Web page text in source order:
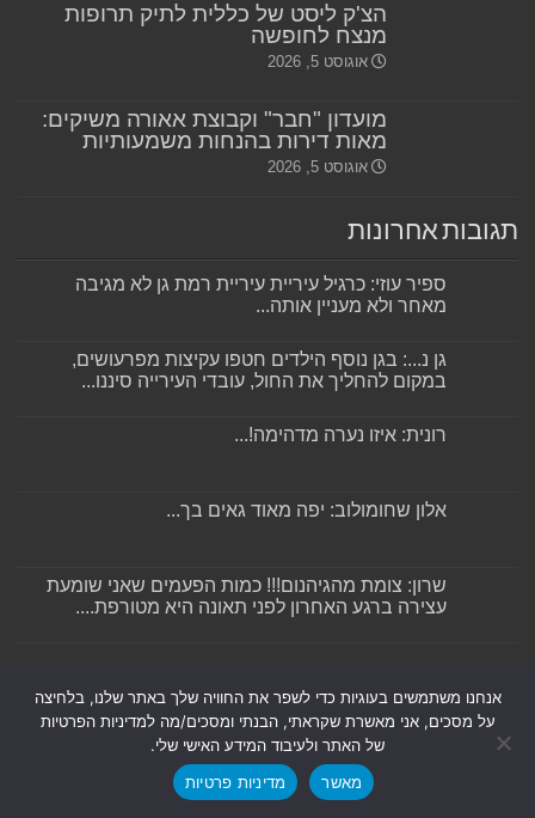
הצ'ק ליסט של כללית לתיק תרופות
מנצח לחופשה
אוגוסט 5, 2026
מועדון "חבר" וקבוצת אאורה משיקים:
מאות דירות בהנחות משמעותיות
אוגוסט 5, 2026
תגובות אחרונות
ספיר עוזי: כרגיל עיריית עיריית רמת גן לא מגיבה
מאחר ולא מעניין אותה...
גן נ...: בגן נוסף הילדים חטפו עקיצות מפרעושים,
במקום להחליך את החול, עובדי העירייה סיננו...
רונית: איזו נערה מדהימה!...
אלון שחומולוב: יפה מאוד גאים בך...
שרון: צומת מהגיהנום!!! כמות הפעמים שאני שומעת
עצירה ברגע האחרון לפני תאונה היא מטורפת....
ברוכים הבאים לאתר רמת גן גבעתיים ניוז – אתר החדשות
המוביל של רמת גן וגבעתיים. באתר תמצאו את כל העדכונים
והחדשות המקומיות של רמת גן וגבעתיים.
לחצו כאן ועקבו אחרנו בטלגרם
אנחנו משתמשים בעוגיות כדי לשפר את החוויה שלך באתר שלנו, בלחיצה
על מסכים, אני מאשרת שקראתי, הבנתי ומסכים/מה למדיניות הפרטיות
של האתר ולעיבוד המידע האישי שלי.
מאשר
מדיניות פרטיות